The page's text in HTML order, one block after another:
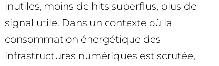
inutiles, moins de hits superflus, plus de
signal utile. Dans un contexte où la
consommation énergétique des
infrastructures numériques est scrutée,